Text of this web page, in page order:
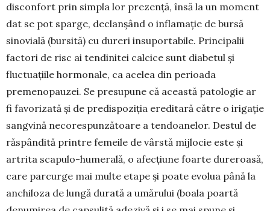
disconfort prin simpla lor prezență, însă la un moment
dat se pot sparge, declanșând o inflamație de bur­să
sinovială (bursită) cu dureri insuportabile. Prin­cipalii
factori de risc ai tendinitei cal­cice sunt diabetul și
fluctuațiile hormonale, ca acelea din perioada
premeno­pauzei. Se presupune că această patologie ar
fi favorizată și de predispoziția ereditară către o irigație
sang­vi­nă necorespunzătoare a tendoa­nelor. Destul de
răspândită printre femeile de vârstă mij­locie este și
artrita scapulo-humerală, o afecțiune foarte dure­roasă,
care parcurge mai multe etape și poate evo­lua până la
anchiloza de lungă durată a umărului (boala poartă